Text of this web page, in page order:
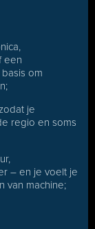
een
om
je
regio en soms
– en je voelt je
van machine;